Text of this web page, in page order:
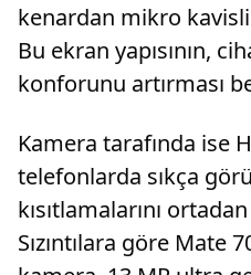
kenardan mikro
Bu ekran yapısının,
konforunu artırması
Kamera tarafında ise
telefonlarda sıkça
kısıtlamalarını
Sızıntılara göre Mate